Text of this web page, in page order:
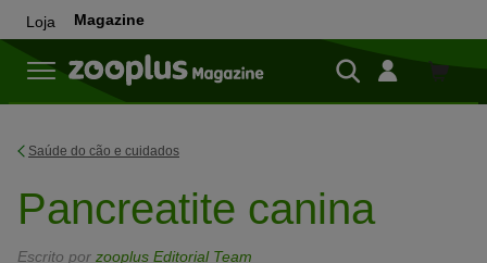
Loja Magazine
Loja
Saúde do cão e cuidados
Pancreatite canina
Escrito por zooplus Editorial Team